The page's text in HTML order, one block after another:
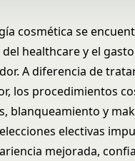
cosmética se
healthcare y el
A diferencia de
los procedimientos
blanqueamiento y
electivas
mejorada,